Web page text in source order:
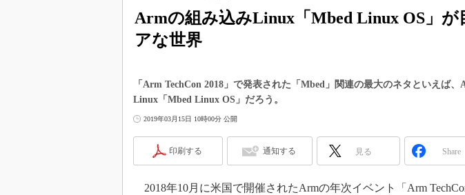
ジャパンモビリティショー
AUTOMOTIVE WORLD
産業オープンネット展
組み込み画像技
車載ソフト開発
3Dプリンタ
デジタルツイン
S＆OP
Armの組み込みLinux「Mbed Linux OS」が
アな世界
「Arm TechCon 2018」で発表された「Mbed」関連の最大のネタといえば
Linux「Mbed Linux OS」だろう。
2019年03月15日 10時00分 公開
印刷する 通知する 見る Share
2018年10月に米国で開催されたArmの年次イベント「Arm